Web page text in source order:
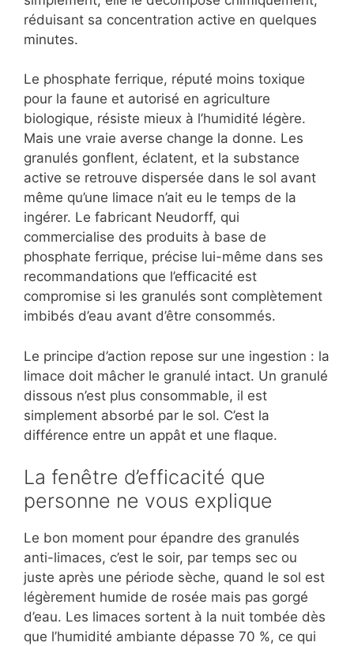
réduisant sa concentration active en quelques
minutes.
Le phosphate ferrique, réputé moins toxique
pour la faune et autorisé en agriculture
biologique, résiste mieux à l’humidité légère.
Mais une vraie averse change la donne. Les
granulés gonflent, éclatent, et la substance
active se retrouve dispersée dans le sol avant
même qu’une limace n’ait eu le temps de la
ingérer. Le fabricant Neudorff, qui
commercialise des produits à base de
phosphate ferrique, précise lui-même dans ses
recommandations que l’efficacité est
compromise si les granulés sont complètement
imbibés d’eau avant d’être consommés.
Le principe d’action repose sur une ingestion : la
limace doit mâcher le granulé intact. Un granulé
dissous n’est plus consommable, il est
simplement absorbé par le sol. C’est la
différence entre un appât et une flaque.
La fenêtre d’efficacité que
personne ne vous explique
Le bon moment pour épandre des granulés
anti-limaces, c’est le soir, par temps sec ou
juste après une période sèche, quand le sol est
légèrement humide de rosée mais pas gorgé
d’eau. Les limaces sortent à la nuit tombée dès
que l’humidité ambiante dépasse 70 %, ce qui